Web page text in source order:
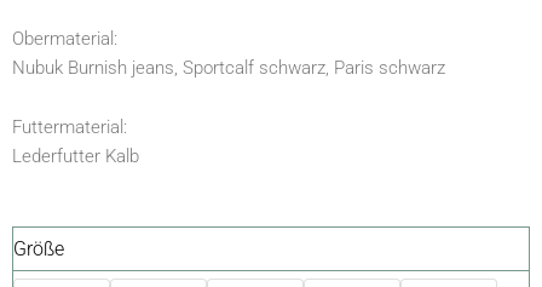
Obermaterial:
Nubuk Burnish jeans, Sportcalf schwarz, Paris schwarz
Futtermaterial:
Lederfutter Kalb
Größe